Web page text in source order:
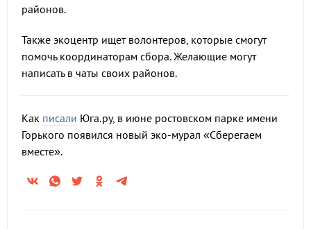
районов.
Также экоцентр ищет волонтеров, которые смогут
помочь координаторам сбора. Желающие могут
написать в чаты своих районов.
Как писали Юга.ру, в июне ростовском парке имени
Горького появился новый эко-мурал «Сберегаем
вместе».